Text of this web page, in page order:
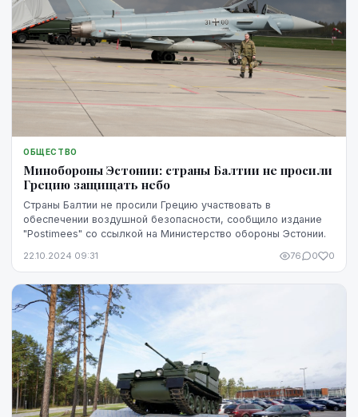
ОБЩЕСТВО
Минобороны Эстонии: страны Балтии не просили
Грецию защищать небо
Страны Балтии не просили Грецию участвовать в
обеспечении воздушной безопасности, сообщило издание
"Postimees" со ссылкой на Министерство обороны Эстонии.
22.10.2024 09:31 76 0 0